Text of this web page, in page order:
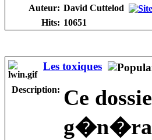
Auteur: David Cuttelod
Hits: 10651
Les toxiques
Description: Ce